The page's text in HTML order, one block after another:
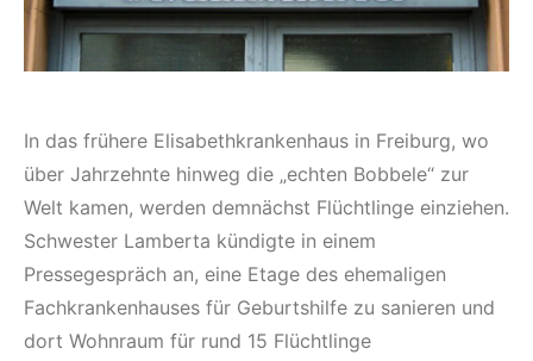
In das frühere Elisabethkrankenhaus in Freiburg, wo
über Jahrzehnte hinweg die „echten Bobbele“ zur
Welt kamen, werden demnächst Flüchtlinge einziehen.
Schwester Lamberta kündigte in einem
Pressegespräch an, eine Etage des ehemaligen
Fachkrankenhauses für Geburtshilfe zu sanieren und
dort Wohnraum für rund 15 Flüchtlinge